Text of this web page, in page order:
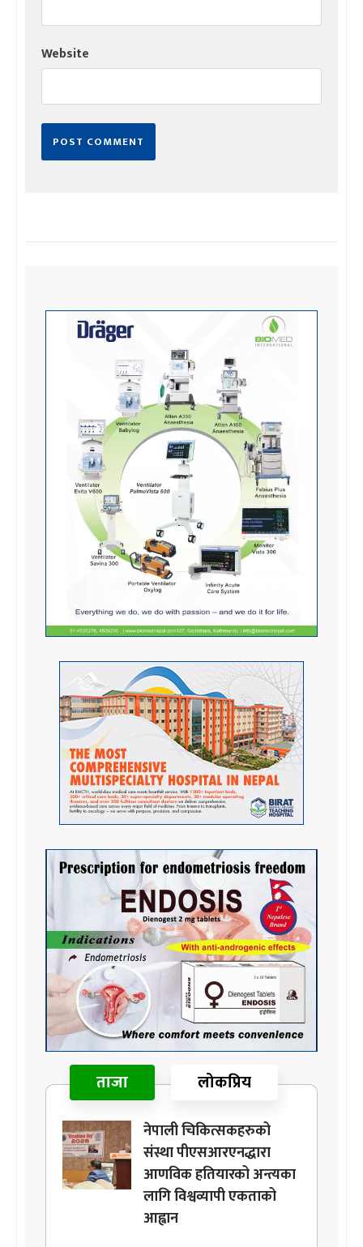
Website
ताजा लोकप्रिय
नेपाली चिकित्सकहरुको
संस्था पीएसआरएनद्धारा
आणविक हतियारको अन्त्यका
लागि विश्वव्यापी एकताको
आह्वान